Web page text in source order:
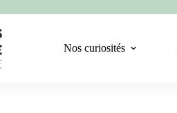
Nos curiosités